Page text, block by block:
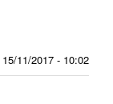
15/11/2017 - 10:02